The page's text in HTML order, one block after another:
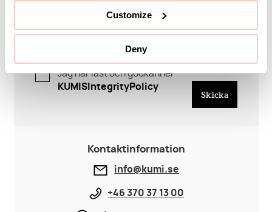
Customize
Deny
Jag har läst och godkänner
KUMISIntegrityPolicy
Skicka
Kontaktinformation
info@kumi.se
+46 370 37 13 00